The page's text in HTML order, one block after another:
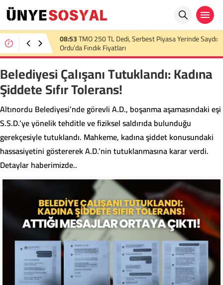
22:36TMO 2026 Fındık Alım Fiyatını Açıkladı:
Üreticinin Beklentisi Karşılanmadı
Belediyesi Çalışanı Tutuklandı: Kadına
Şiddete Sıfır Tolerans!
Altınordu Belediyesi’nde görevli A.D., boşanma aşamasındaki eşi
S.S.D.’ye yönelik tehditle ve fiziksel saldırıda bulunduğu
gerekçesiyle tutuklandı. Mahkeme, kadına şiddet konusundaki
hassasiyetini göstererek A.D.’nin tutuklanmasına karar verdi.
Detaylar haberimizde..